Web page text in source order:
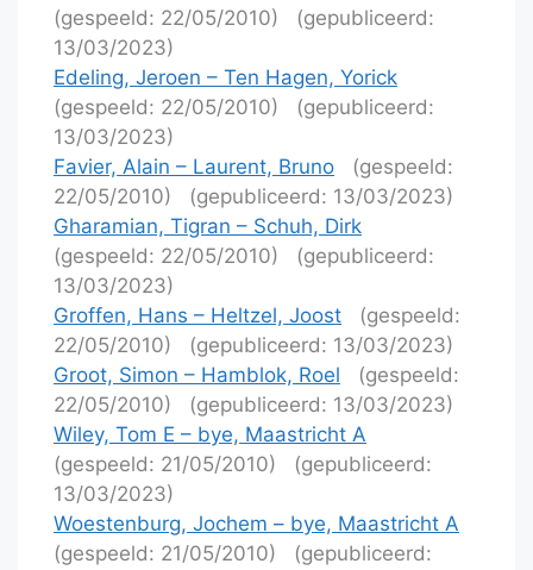
(gespeeld: 22/05/2010)
(gepubliceerd:
13/03/2023)
Edeling, Jeroen – Ten Hagen, Yorick
(gespeeld: 22/05/2010)
(gepubliceerd:
13/03/2023)
Favier, Alain – Laurent, Bruno
(gespeeld:
22/05/2010)
(gepubliceerd: 13/03/2023)
Gharamian, Tigran – Schuh, Dirk
(gespeeld: 22/05/2010)
(gepubliceerd:
13/03/2023)
Groffen, Hans – Heltzel, Joost
(gespeeld:
22/05/2010)
(gepubliceerd: 13/03/2023)
Groot, Simon – Hamblok, Roel
(gespeeld:
22/05/2010)
(gepubliceerd: 13/03/2023)
Wiley, Tom E – bye, Maastricht A
(gespeeld: 21/05/2010)
(gepubliceerd:
13/03/2023)
Woestenburg, Jochem – bye, Maastricht A
(gespeeld: 21/05/2010)
(gepubliceerd: